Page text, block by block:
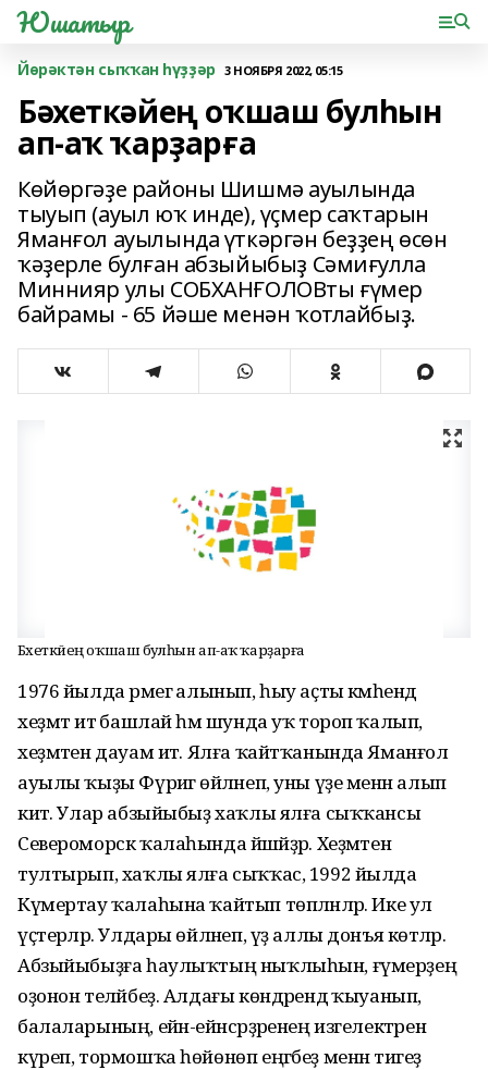
Юшатыр
Йөрәктән сыҡҡан һүҙҙәр 3 НОЯБРЯ 2022, 05:15
Бәхеткәйең оҡшаш булһын
ап-аҡ ҡарҙарға
Көйөргәҙе районы Шишмә ауылында
тыуып (ауыл юҡ инде), үҫмер саҡтарын
Яманғол ауылында үткәргән беҙҙең өсөн
ҡәҙерле булған абзыйыбыҙ Сәмиғулла
Миннияр улы СОБХАНҒОЛОВты ғүмер
байрамы - 65 йәше менән ҡотлайбыҙ.
Бәхеткәйең оҡшаш булһын ап-аҡ ҡарҙарға
1976 йылда әрмегә алынып, һыу аҫты кәмәһендә
хеҙмәт итә башлай һәм шунда уҡ тороп ҡалып,
хеҙмәтен дауам итә. Ялға ҡайтҡанында Яманғол
ауылы ҡыҙы Фүриәгә өйләнеп, уны үҙе менән алып
китә. Улар абзыйыбыҙ хаҡлы ялға сыҡҡансы
Североморск ҡалаһында йәшәйҙәр. Хеҙмәтен
тултырып, хаҡлы ялға сыҡҡас, 1992 йылда
Күмертау ҡалаһына ҡайтып төпләнәләр. Ике ул
үҫтерәләр. Улдары өйләнеп, үҙ аллы донъя көтәләр.
Абзыйыбыҙға һаулыҡтың ныҡлыһын, ғүмерҙең
оҙонон теләйбеҙ. Алдағы көндәрендә ҡыуанып,
балаларының, ейән-ейәнсәрҙәренең изгелектәрен
күреп, тормошҡа һөйөнөп еңгәбеҙ менән тигеҙ